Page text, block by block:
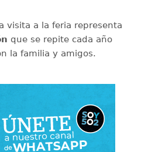
visita a la feria representa
que se repite cada año
la familia y amigos.